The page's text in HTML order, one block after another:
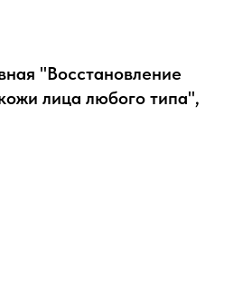
"Восстановление
лица любого типа",